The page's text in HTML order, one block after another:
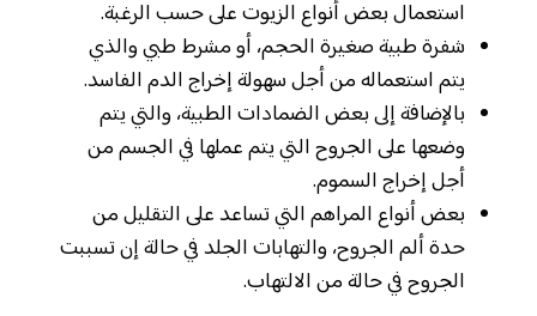
استعمال بعض أنواع الزيوت على حسب الرغبة.
شفرة طبية صغيرة الحجم، أو مشرط طبي والذي
يتم استعماله من أجل سهولة إخراج الدم الفاسد.
بالإضافة إلى بعض الضمادات الطبية، والتي يتم
وضعها على الجروح التي يتم عملها في الجسم من
أجل إخراج السموم.
بعض أنواع المراهم التي تساعد على التقليل من
حدة ألم الجروح، والتهابات الجلد في حالة إن تسببت
الجروح في حالة من الالتهاب.